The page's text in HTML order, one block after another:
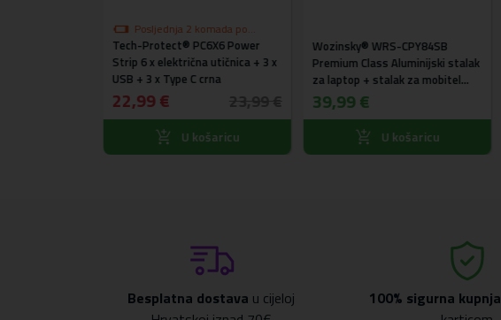
Posljednja 2 komada po
akcijskoj cijeni
Tech-Protect® PC6X6 Power
Strip 6 x električna utičnica + 3 x
USB + 3 x Type C crna
22,99 €
U košaricu
Wozinsky® WRS-CPY84SB
Premium Class Aluminijski stalak
za laptop + stalak za mobitel
gratis (crni)
39,99 €
U košaricu
Besplatna dostava u cijeloj
100% sigurna kupnja